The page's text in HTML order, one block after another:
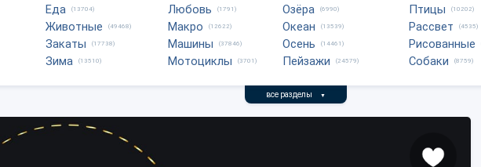
Еда (13704)
Животные (49468)
Закаты (17738)
Зима (13510)
Любовь (1791)
Макро (12622)
Машины (37846)
Мотоциклы (3701)
Озёра (6990)
Океан (13539)
Осень (14461)
Пейзажи (24579)
Птицы (10202)
Рассвет (4535)
Рисованные
Собаки (8759)
все разделы ▼